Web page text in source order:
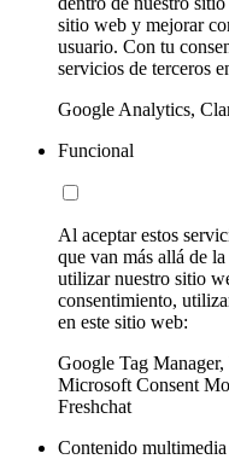
sitio web y mejorar
usuario. Con tu
servicios de terceros
Google Analytics,
Funcional
Al aceptar estos
que van más allá de
utilizar nuestro sitio
consentimiento,
en este sitio web:
Google Tag
Microsoft Consent
Freshchat
Contenido